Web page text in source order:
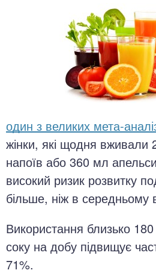
один з великих мета-
жінки, які щодня вживали
напоїв або 360 мл
високий ризик розвитку
більше, ніж в середньому
Використання близько
соку на добу підвищує
71%.